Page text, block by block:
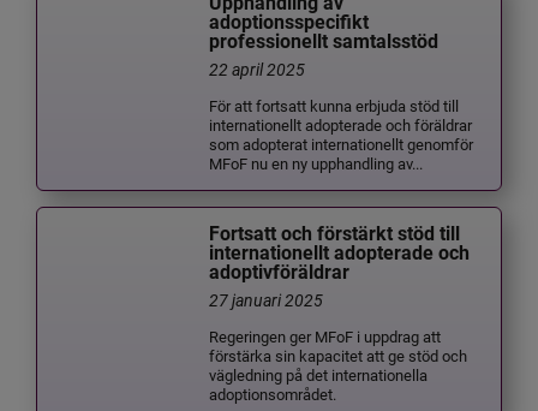
adoptionsspecifikt
professionellt samtalsstöd
22 april 2025
För att fortsatt kunna erbjuda stöd till
internationellt adopterade och föräldrar
som adopterat internationellt genomför
MFoF nu en ny upphandling av...
Fortsatt och förstärkt stöd till
internationellt adopterade och
adoptivföräldrar
27 januari 2025
Regeringen ger MFoF i uppdrag att
förstärka sin kapacitet att ge stöd och
vägledning på det internationella
adoptionsområdet.